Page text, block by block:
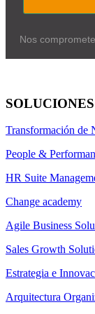
Nos
SOLUCIONES
Transformación de
People &
HR Suite
Change academy
Agile Business
Sales Growth
Estrategia e
Arquitectura